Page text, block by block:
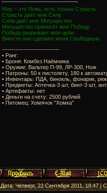
Мир – это Ложь, есть только Страсть.
Страсть даёт мне Силу.
Сила даёт мне Могущество.
Могущество принесёт мне Победу.
Победа разрывает мои цепи.
Вместе они сделают меня Свободным.
-----------------------------
• Ранг:
• Броня: Комбез Наёмника
• Оружие: Вальтер П-99, ЛР-300, Нож
• Патроны: 50 к пистолету, 180 к
• Инвентарь: ПДА, бинокль, фонарик,
• Предметы: Аптечка-3 шт, бинт-3 шт,
• Артефакты: нет
• Деньги на счету: 2500 рублей
• Питомец: Хомячок "Хомка"
Дата: Четверг, 22 Сентября 2011, 18:47 |